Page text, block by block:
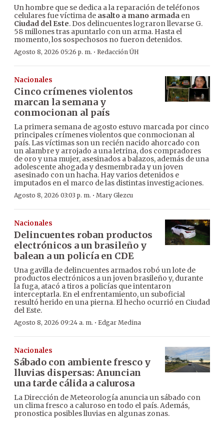
Un hombre que se dedica a la reparación de teléfonos
celulares fue víctima de asalto a mano armada en
Ciudad del Este. Dos delincuentes lograron llevarse G.
58 millones tras apuntarlo con un arma. Hasta el
momento, los sospechosos no fueron detenidos.
Agosto 8, 2026 05:26 p. m. · Redacción ÚH
Nacionales
Cinco crímenes violentos
marcan la semana y
conmocionan al país
La primera semana de agosto estuvo marcada por cinco
principales crímenes violentos que conmocionan al
país. Las víctimas son un recién nacido ahorcado con
un alambre y arrojado a una letrina, dos compradores
de oro y una mujer, asesinados a balazos, además de una
adolescente ahogada y desmembrada y un joven
asesinado con un hacha. Hay varios detenidos e
imputados en el marco de las distintas investigaciones.
Agosto 8, 2026 03:03 p. m. · Mary Glezcu
Nacionales
Delincuentes roban productos
electrónicos a un brasileño y
balean a un policía en CDE
Una gavilla de delincuentes armados robó un lote de
productos electrónicos a un joven brasileño y, durante
la fuga, atacó a tiros a policías que intentaron
interceptarla. En el enfrentamiento, un suboficial
resultó herido en una pierna. El hecho ocurrió en Ciudad
del Este.
Agosto 8, 2026 09:24 a. m. · Edgar Medina
Nacionales
Sábado con ambiente fresco y
lluvias dispersas: Anuncian
una tarde cálida a calurosa
La Dirección de Meteorología anuncia un sábado con
un clima fresco a caluroso en todo el país. Además,
pronostica posibles lluvias en algunas zonas.